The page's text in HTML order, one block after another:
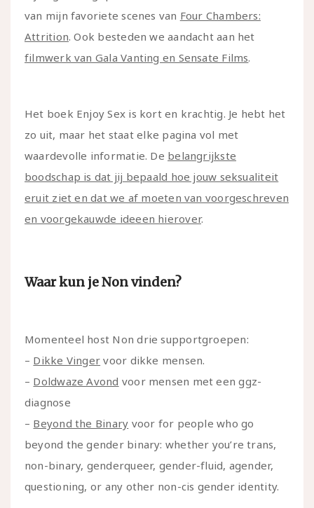
van mijn favoriete scenes van Four Chambers:
Attrition. Ook besteden we aandacht aan het
filmwerk van Gala Vanting en Sensate Films.
Het boek Enjoy Sex is kort en krachtig. Je hebt het
zo uit, maar het staat elke pagina vol met
waardevolle informatie. De belangrijkste
boodschap is dat jij bepaald hoe jouw seksualiteit
eruit ziet en dat we af moeten van voorgeschreven
en voorgekauwde ideeen hierover.
Waar kun je Non vinden?
Momenteel host Non drie supportgroepen:
– Dikke Vinger voor dikke mensen.
– Doldwaze Avond voor mensen met een ggz-
diagnose
– Beyond the Binary voor for people who go
beyond the gender binary: whether you’re trans,
non-binary, genderqueer, gender-fluid, agender,
questioning, or any other non-cis gender identity.